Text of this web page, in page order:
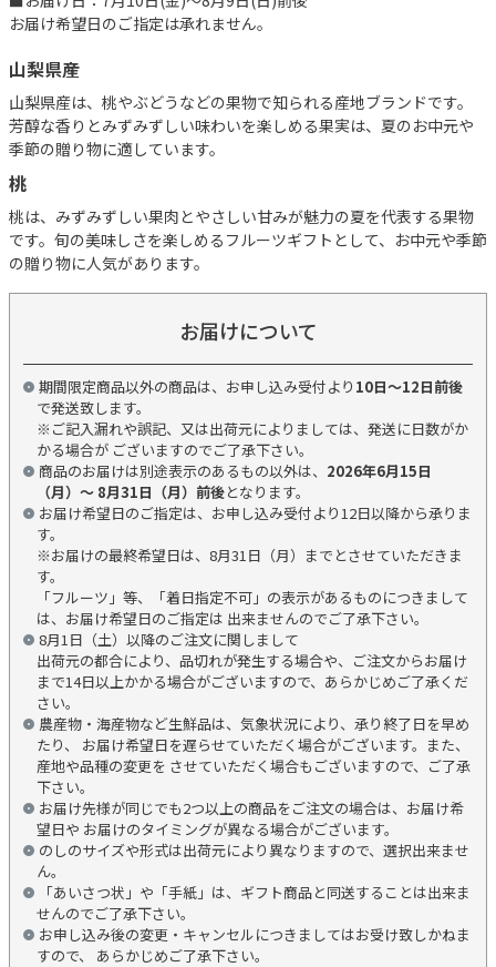
お届け希望日のご指定は承れません。
山梨県産
山梨県産は、桃やぶどうなどの果物で知られる産地ブランドです。
芳醇な香りとみずみずしい味わいを楽しめる果実は、夏のお中元や
季節の贈り物に適しています。
桃
桃は、みずみずしい果肉とやさしい甘みが魅力の夏を代表する果物
です。旬の美味しさを楽しめるフルーツギフトとして、お中元や季節
の贈り物に人気があります。
お届けについて
期間限定商品以外の商品は、お申し込み受付より 10日～12日前後
で発送致します。
※ご記入漏れや誤記、又は出荷元によりましては、発送に日数がか
かる場合が ございますのでご了承下さい。
商品のお届けは別途表示のあるもの以外は、 2026年6月15日
（月）～ 8月31日（月）前後となります。
お届け希望日のご指定は、お申し込み受付より12日以降から承りま
す。
※お届けの最終希望日は、8月31日（月）までとさせていただきま
す。
「フルーツ」等、「着日指定不可」の表示があるものにつきまして
は、お届け希望日のご指定は 出来ませんのでご了承下さい。
8月1日（土）以降のご注文に関しまして
出荷元の都合により、品切れが発生する場合や、ご注文からお届け
まで14日以上かかる場合がございますので、あらかじめご了承くだ
さい。
農産物・海産物など生鮮品は、気象状況により、承り終了日を早め
たり、 お届け希望日を遅らせていただく場合がございます。また、
産地や品種の変更を させていただく場合もございますので、ご了承
下さい。
お届け先様が同じでも2つ以上の商品をご注文の場合は、お届け希
望日や お届けのタイミングが異なる場合がございます。
のしのサイズや形式は出荷元により異なりますので、選択出来ませ
ん。
「あいさつ状」や「手紙」は、ギフト商品と同送することは出来ま
せんのでご了承下さい。
お申し込み後の変更・キャンセルにつきましてはお受け致しかねま
すので、 あらかじめご了承下さい。